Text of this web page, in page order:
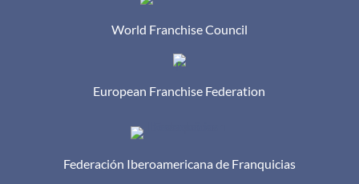
World Franchise Council
European Franchise Federation
Federación Iberoamericana de Franquicias